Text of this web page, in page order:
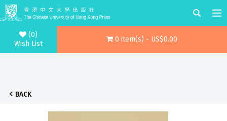
(0)
Wish List
0 item(s) - US$0.00
BACK